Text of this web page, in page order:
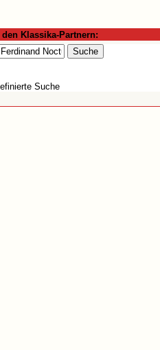
Klassika-Partnern:
Suche